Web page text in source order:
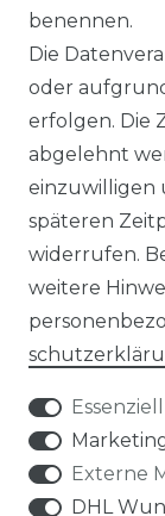
HERSTELLER
REFERENZEN
benennen.
Die
oder
erfolgen. Die
abgelehnt
einzuwilligen
späteren
widerrufen.
weitere
Essenziell
Externe
DHL